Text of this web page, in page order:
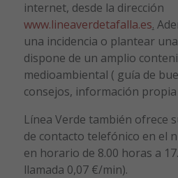
internet, desde la dirección
www.lineaverdetafalla.es.
una incidencia o plantear
dispone de un amplio
medioambiental ( guía de
consejos, información
Línea Verde también ofrece
de contacto telefónico en el
en horario de 8.00 horas a
llamada 0,07 €/min).